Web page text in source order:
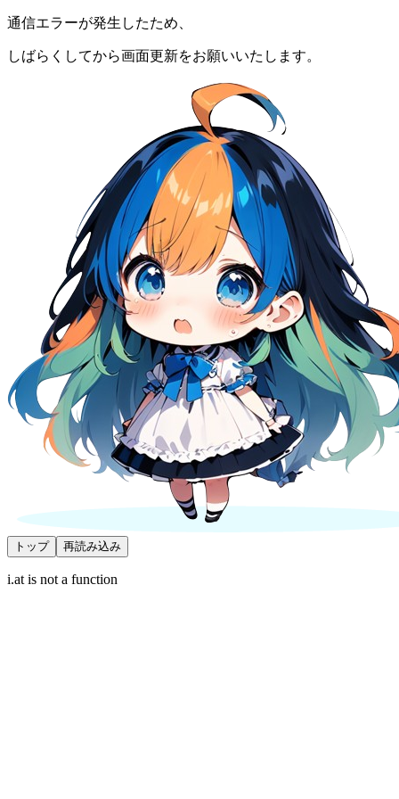
通信エラーが発生したため、
しばらくしてから画面更新をお願いいたします。
トップ 再読み込み
i.at is not a function